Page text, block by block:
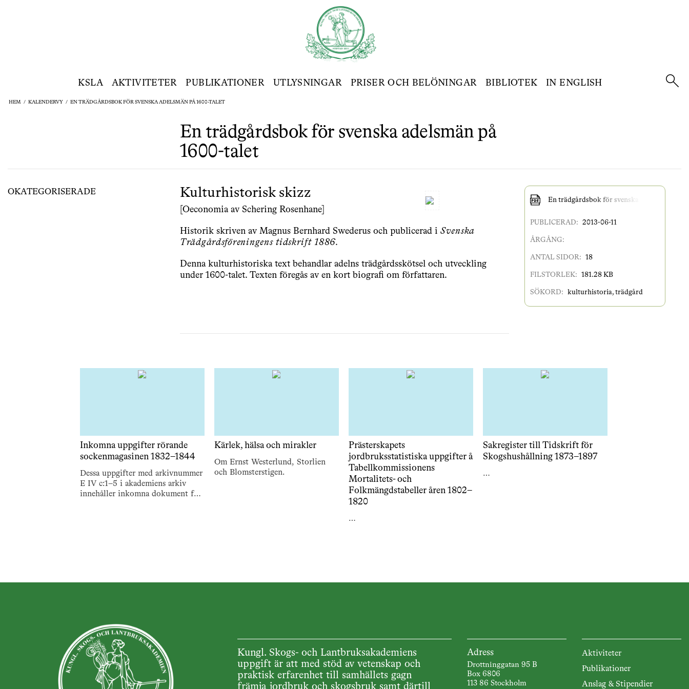
KSLA AKTIVITETER PUBLIKATIONER UTLYSNINGAR PRISER OCH BELÖNINGAR BIBLIOTEK IN ENGLISH
HEM / KALENDERVY / EN TRÄDGÅRDSBOK FÖR SVENSKA ADELSMÄN PÅ 1600-TALET
En trädgårdsbok för svenska adelsmän på
1600-talet
OKATEGORISERADE Kulturhistorisk skizz
[Oeconomia av Schering Rosenhane]
Historik skriven av Magnus Bernhard Swederus och publicerad i Svenska
Trädgårdsföreningens tidskrift 1886.
Denna kulturhistoriska text behandlar adelns trädgårdsskötsel och utveckling
under 1600-talet. Texten föregås av en kort biografi om författaren.
En trädgårdsbok för svenska adelsmän på
PUBLICERAD: 2013-06-11
ÅRGÅNG:
ANTAL SIDOR: 18
FILSTORLEK: 181.28 KB
SÖKORD: kulturhistoria, trädgård
Inkomna uppgifter rörande
sockenmagasinen 1832–1844
Dessa uppgifter med arkivnummer
E IV c:1–5 i akademiens arkiv
innehåller inkomna dokument för
Kärlek, hälsa och mirakler
Om Ernst Westerlund, Storlien
och Blomsterstigen.
Prästerskapets
jordbruksstatistiska uppgifter å
Tabellkommissionens
Mortalitets- och
Folkmängdstabeller åren 1802–
1820
…
Sakregister till Tidskrift för
Skogshushållning 1873–1897
…
Kungl. Skogs- och Lantbruksakademiens
uppgift är att med stöd av vetenskap och
praktisk erfarenhet till samhällets gagn
främja jordbruk och skogsbruk samt därtill
Adress
Drottninggatan 95 B
Box 6806
113 86 Stockholm
Aktiviteter
Publikationer
Anslag & Stipendier